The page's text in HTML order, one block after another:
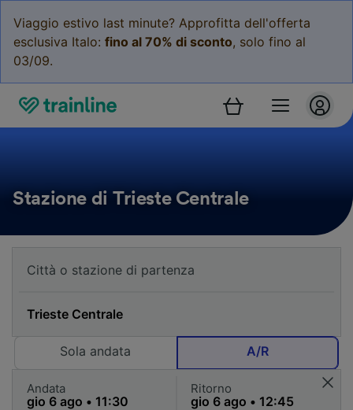
Viaggio estivo last minute? Approfitta dell'offerta
esclusiva Italo: fino al 70% di sconto, solo fino al
03/09.
Stazione di Trieste Centrale
Sola andata A/R
Andata Ritorno